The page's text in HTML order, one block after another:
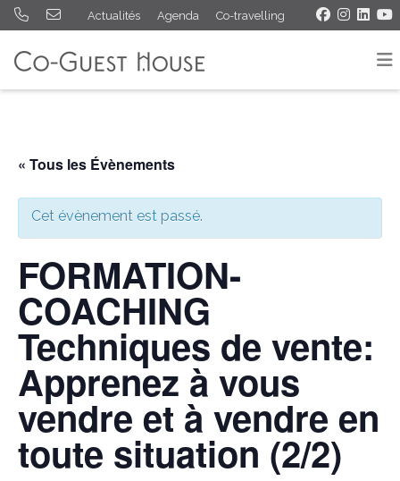
Actualités Agenda Co-travelling
« Tous les Évènements
Cet évènement est passé.
FORMATION-
COACHING
Techniques de vente:
Apprenez à vous
vendre et à vendre en
toute situation (2/2)